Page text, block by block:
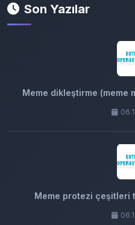
Son Yazılar
Meme dikleştirme (meme
Meme protezi çeşitleri